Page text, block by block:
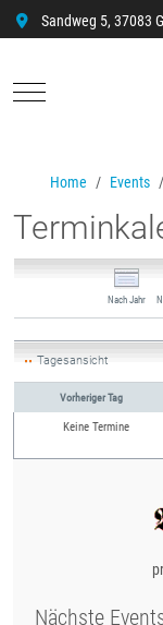
Sandweg 5, 37083
Mobile Menu Toggle
Home Events
Nach Jahr
Tagesansicht
Vorheriger Tag
Keine Termine
Nächste